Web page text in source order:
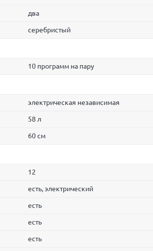
два
серебристый
10 программ на пару
электрическая независимая
58 л
60 см
12
есть, электрический
есть
есть
есть